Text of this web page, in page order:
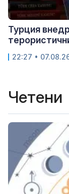
Турция
22:27 •
Четени